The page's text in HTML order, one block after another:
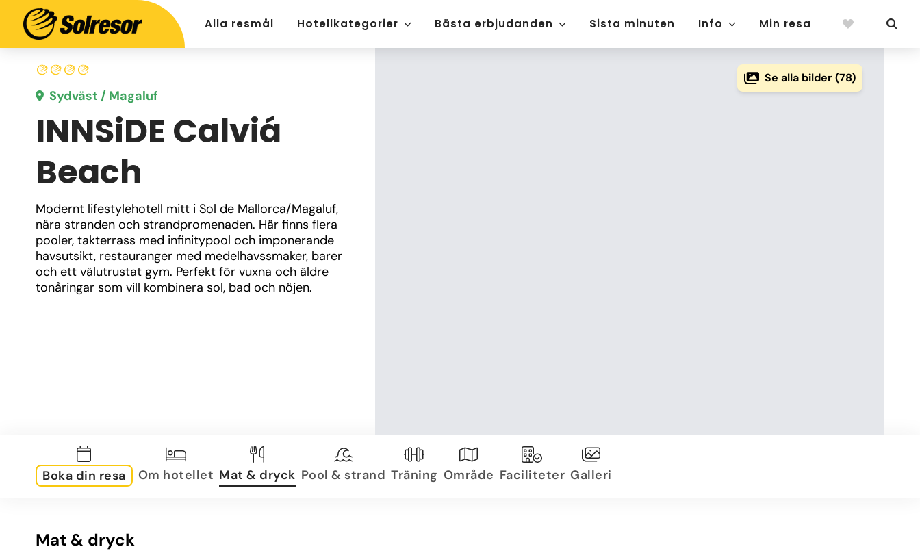
Alla resmål Hotellkategorier Bästa erbjudanden Sista minuten Info Min resa
Sydväst / Magaluf
INNSiDE Calviá
Beach
Modernt lifestylehotell mitt i Sol de Mallorca/Magaluf,
nära stranden och strandpromenaden. Här finns flera
pooler, takterrass med infinitypool och imponerande
havsutsikt, restauranger med medelhavssmaker, barer
och ett välutrustat gym. Perfekt för vuxna och äldre
tonåringar som vill kombinera sol, bad och nöjen.
Se alla bilder (78)
Boka din resa Om hotellet Mat & dryck Pool & strand Träning Område Faciliteter Galleri
Mat & dryck